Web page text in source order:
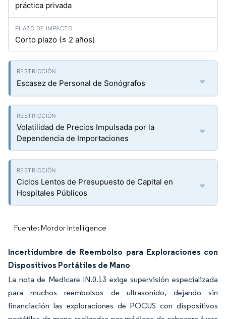
práctica privada
Corto plazo (≤ 2 años)
Escasez de Personal de Sonógrafos
Volatilidad de Precios Impulsada por la
Dependencia de Importaciones
Ciclos Lentos de Presupuesto de Capital en
Hospitales Públicos
Fuente: Mordor Intelligence
Incertidumbre de Reembolso para Exploraciones con
Dispositivos Portátiles de Mano
La nota de Medicare IN.0.13 exige supervisión especializada
para muchos reembolsos de ultrasonido, dejando sin
financiación las exploraciones de POCUS con dispositivos